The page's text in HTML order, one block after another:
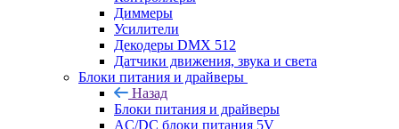
Диммеры
Усилители
Декодеры DMX 512
Датчики движения, звука и света
Блоки питания и драйверы
Назад
Блоки питания и драйверы
AC/DC блоки питания 5V